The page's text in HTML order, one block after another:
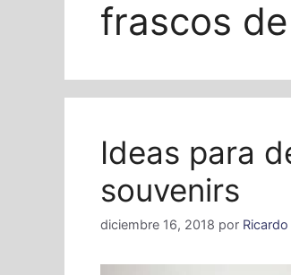
frascos
Ideas para
souvenirs
diciembre 16, 2018 por